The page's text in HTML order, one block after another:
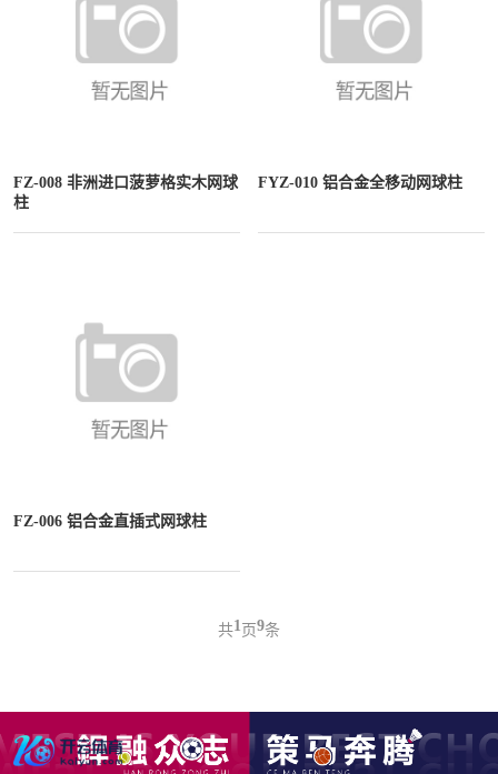
FZ-008 非洲进口菠萝格实木网球
柱
FYZ-010 铝合金全移动网球柱
FZ-006 铝合金直插式网球柱
共1 页9条